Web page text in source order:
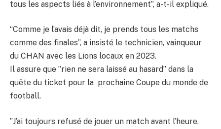
tous les aspects liés à l’environnement”, a-t-il expliqué.
“Comme je l’avais déjà dit, je prends tous les matchs
comme des finales”, a insisté le technicien, vainqueur
du CHAN avec les Lions locaux en 2023.
Il assure que ”rien ne sera laissé au hasard” dans la
quête du ticket pour la prochaine Coupe du monde de
football.
”J’ai toujours refusé de jouer un match avant l’heure.